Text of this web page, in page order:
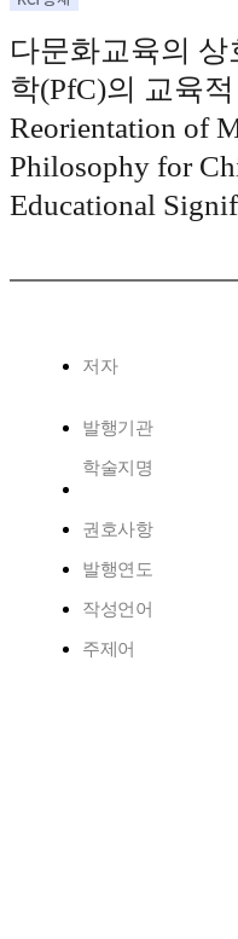
다문화교육의
학(PfC)의 교육
Reorientation of
Philosophy for
Educational
저자
발행기관
학술지명
권호사항
발행연도
작성언어
주제어